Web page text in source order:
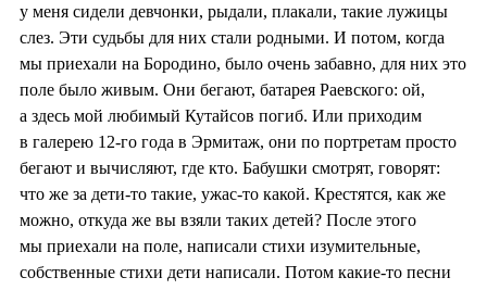
у меня сидели девчонки, рыдали, плакали, такие лужицы
слез. Эти судьбы для них стали родными. И потом, когда
мы приехали на Бородино, было очень забавно, для них это
поле было живым. Они бегают, батарея Раевского: ой,
а здесь мой любимый Кутайсов погиб. Или приходим
в галерею 12-го года в Эрмитаж, они по портретам просто
бегают и вычисляют, где кто. Бабушки смотрят, говорят:
что же за дети-то такие, ужас-то какой. Крестятся, как же
можно, откуда же вы взяли таких детей? После этого
мы приехали на поле, написали стихи изумительные,
собственные стихи дети написали. Потом какие-то песни